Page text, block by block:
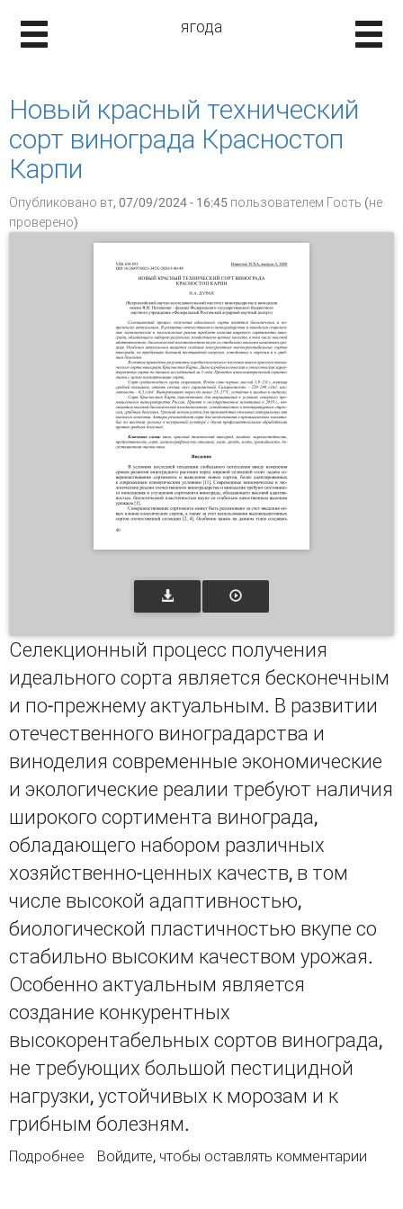
ягода
Новый красный технический
сорт винограда Красностоп
Карпи
Опубликовано вт, 07/09/2024 - 16:45 пользователем Гость (не
проверено)
Селекционный процесс получения
идеального сорта является бесконечным
и по-прежнему актуальным. В развитии
отечественного виноградарства и
виноделия современные экономические
и экологические реалии требуют наличия
широкого сортимента винограда,
обладающего набором различных
хозяйственно-ценных качеств, в том
числе высокой адаптивностью,
биологической пластичностью вкупе со
стабильно высоким качеством урожая.
Особенно актуальным является
создание конкурентных
высокорентабельных сортов винограда,
не требующих большой пестицидной
нагрузки, устойчивых к морозам и к
грибным болезням.
Подробнее о Новый красный технический сорт винограда
Войдите, чтобы оставлять комментарии